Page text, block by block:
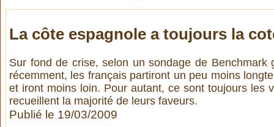
La côte espagnole a toujours la
Sur fond de crise, selon un sondage de Benchmark
récemment, les français partiront un peu moins
et iront moins loin. Pour autant, ce sont toujours les
recueillent la majorité de leurs faveurs.
Publié le 19/03/2009